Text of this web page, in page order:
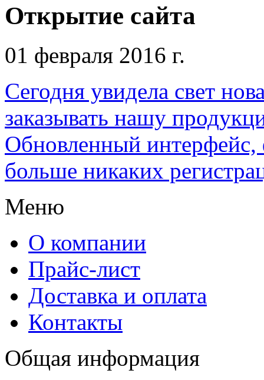
Открытие сайта
01 февраля 2016 г.
Сегодня увидела свет
заказывать нашу
Обновленный интерфейс,
больше никаких
Меню
О компании
Прайс-лист
Доставка и оплата
Контакты
Общая информация